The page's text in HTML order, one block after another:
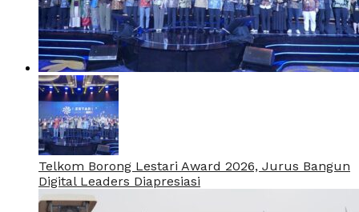
Telkom Borong Lestari Award 2026, Jurus Bangun
Digital Leaders Diapresiasi